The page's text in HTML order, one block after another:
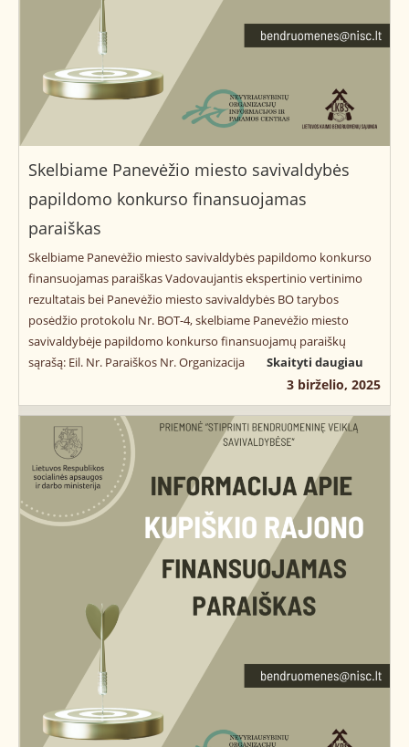
Skelbiame Panevėžio miesto savivaldybės
papildomo konkurso finansuojamas
paraiškas
Skelbiame Panevėžio miesto savivaldybės papildomo konkurso
finansuojamas paraiškas Vadovaujantis ekspertinio vertinimo
rezultatais bei Panevėžio miesto savivaldybės BO tarybos
posėdžio protokolu Nr. BOT-4, skelbiame Panevėžio miesto
savivaldybėje papildomo konkurso finansuojamų paraiškų
sąrašą: Eil. Nr. Paraiškos Nr. Organizacija Skaityti daugiau
3 birželio, 2025